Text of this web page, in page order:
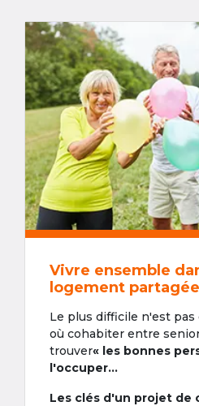
Vivre ensemble
logement partagée
Le plus difficile n'est
où cohabiter entre
trouver« les bonnes
l'occuper...
Les clés d'un projet de